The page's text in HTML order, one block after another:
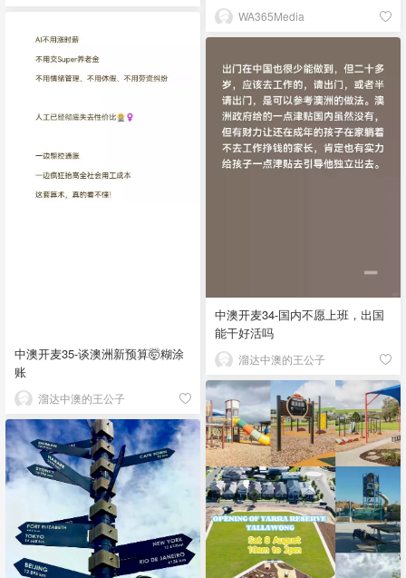
WA365Media
中澳开麦35-谈澳洲新预算🤯糊涂
账
溜达中澳的王公子
中澳开麦34-国内不愿上班，出国
能干好活吗
溜达中澳的王公子